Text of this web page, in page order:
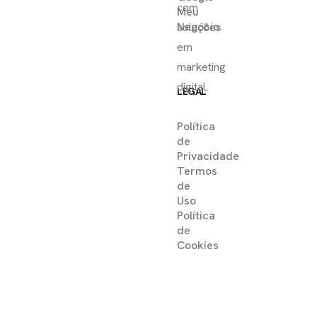
Meu
Negócio
LEGAL
Política
de
Privacidade
Termos
de
Uso
Política
de
Cookies
com
soluções
em
marketing
digital.